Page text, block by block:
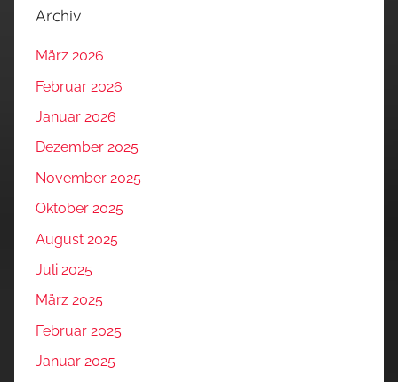
Archiv
März 2026
Februar 2026
Januar 2026
Dezember 2025
November 2025
Oktober 2025
August 2025
Juli 2025
März 2025
Februar 2025
Januar 2025